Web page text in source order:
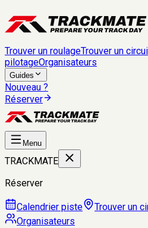
Trouver un roulageTrouver un
pilotageOrganisateurs
Guides
Nouveau ?
Réserver
Menu
TRACKMATE
Réserver
Calendrier piste Trouver un
Organisateurs